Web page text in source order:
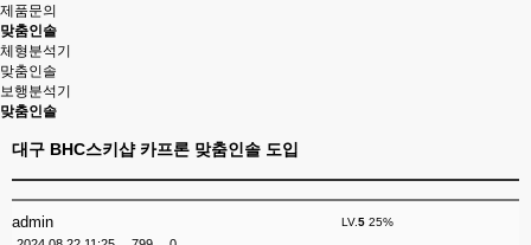
제품문의
맞춤인솔
체형분석기
맞춤인솔
보행분석기
맞춤인솔
대구 BHC스키샵 카프론 맞춤인솔 도입
admin LV.5 25%